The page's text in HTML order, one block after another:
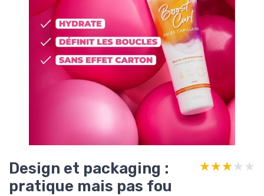
Design et packaging :
pratique mais pas fou
★★★★★
★★★★★